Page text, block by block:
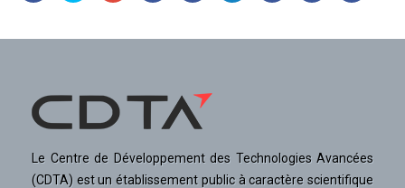
Le Centre de Développement des Technologies Avancées
(CDTA) est un établissement public à caractère scientifique